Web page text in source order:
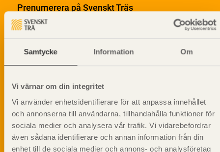
Samtycke Information Om
Vi värnar om din integritet
Vi använder enhetsidentifierare för att anpassa innehållet
och annonserna till användarna, tillhandahålla funktioner för
sociala medier och analysera vår trafik. Vi vidarebefordrar
även sådana identifierare och annan information från din
enhet till de sociala medier och annons- och analysföretag
Prenumerera på Svenskt Träs
informationsutskick!